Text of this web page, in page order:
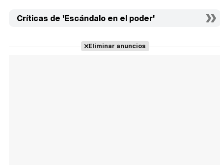
Críticas de 'Escándalo en el poder'
Eliminar anuncios